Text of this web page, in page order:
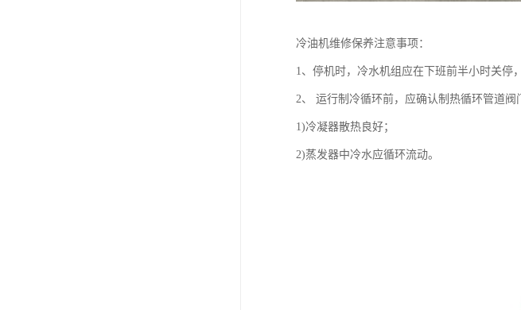
冷油机维修保养注意事项：
1、停机时，冷水机组应在下班前半小时关停
2、 运行制冷循环前，应确认制热循环管道
1)冷凝器散热良好；
2)蒸发器中冷水应循环流动。